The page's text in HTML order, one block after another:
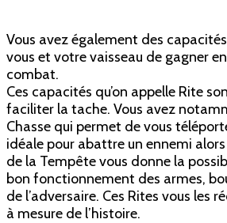
Vous avez également des
vous et votre vaisseau de gagner
combat.
Ces capacités qu’on appelle Rite
faciliter la tache. Vous avez
Chasse qui permet de vous
idéale pour abattre un ennemi
de la Tempête vous donne la
bon fonctionnement des armes,
de l’adversaire. Ces Rites vous les
à mesure de l’histoire.